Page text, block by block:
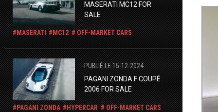
MASERATI MC12 FOR
SALE
MASERATI MC12 OFF-MARKET CARS
PUBLIÉ LE 15-12-2024
PAGANI ZONDA F COUPÉ
2006 FOR SALE
PAGANI ZONDA HYPERCAR OFF-MARKET CARS